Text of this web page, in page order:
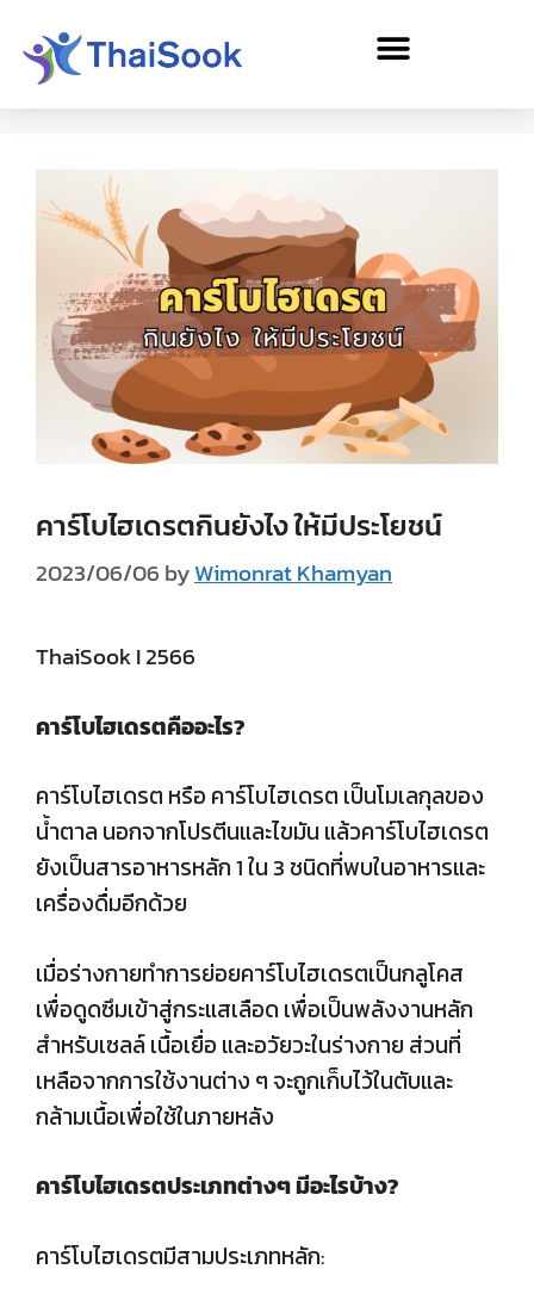
คาร์โบไฮเดรตกินยังไง ให้มีประโยชน์
2023/06/06 byWimonrat Khamyan
ThaiSook I 2566
คาร์โบไฮเดรตคืออะไร?
คาร์โบไฮเดรต หรือ คาร์โบไฮเดรต เป็นโมเลกุลของ
น้ำตาล นอกจากโปรตีนและไขมัน แล้วคาร์โบไฮเดรต
ยังเป็นสารอาหารหลัก 1 ใน 3 ชนิดที่พบในอาหารและ
เครื่องดื่มอีกด้วย
เมื่อร่างกายทำการย่อยคาร์โบไฮเดรตเป็นกลูโคส
เพื่อดูดซึมเข้าสู่กระแสเลือด เพื่อเป็นพลังงานหลัก
สำหรับเซลล์ เนื้อเยื่อ และอวัยวะในร่างกาย ส่วนที่
เหลือจากการใช้งานต่าง ๆ จะถูกเก็บไว้ในตับและ
กล้ามเนื้อเพื่อใช้ในภายหลัง
คาร์โบไฮเดรตประเภทต่างๆ มีอะไรบ้าง?
คาร์โบไฮเดรตมีสามประเภทหลัก: